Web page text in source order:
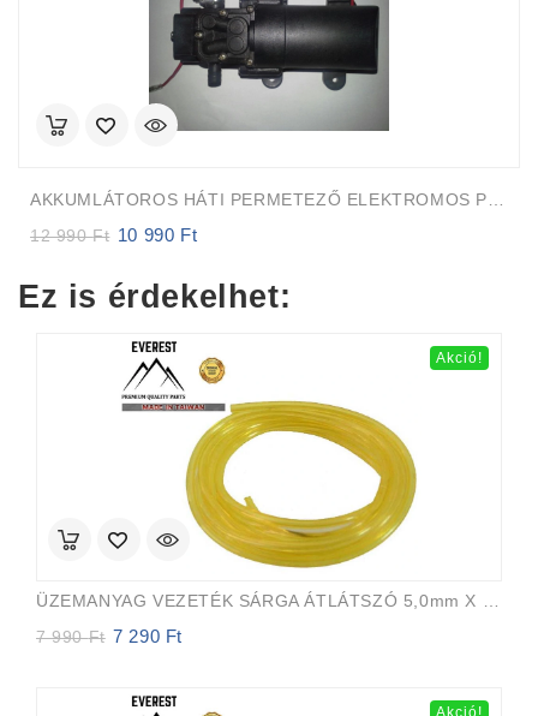
12 990Ft
Original
12
10 990 Ft
10
Ez is érdekelhet:
Akció!
7 990Ft Original
7 290 Ft
Akció!